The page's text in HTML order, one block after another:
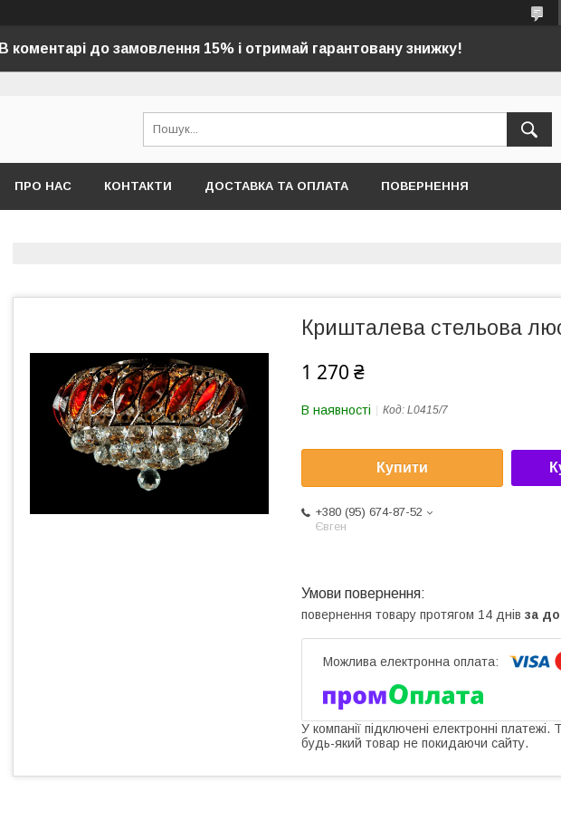
В коментарі до замовлення 15% і отримай гарантовану знижку!
ПРО НАС КОНТАКТИ ДОСТАВКА ТА ОПЛАТА ПОВЕРНЕННЯ
Кришталева стельова
1 270 ₴
В наявності Код: L0415/7
Купити
+380 (95) 674-87-52
Євген
повернення товару протягом 14 днів за
У компанії підключені електронні
будь-який товар не покидаючи сайту.